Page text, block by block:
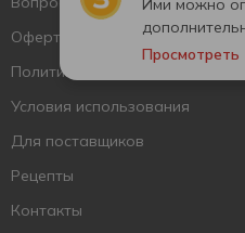
Ими можно
Просмотреть
Оферта
Политика конфиденциальности
Условия использования
Для поставщиков
Рецепты
Контакты